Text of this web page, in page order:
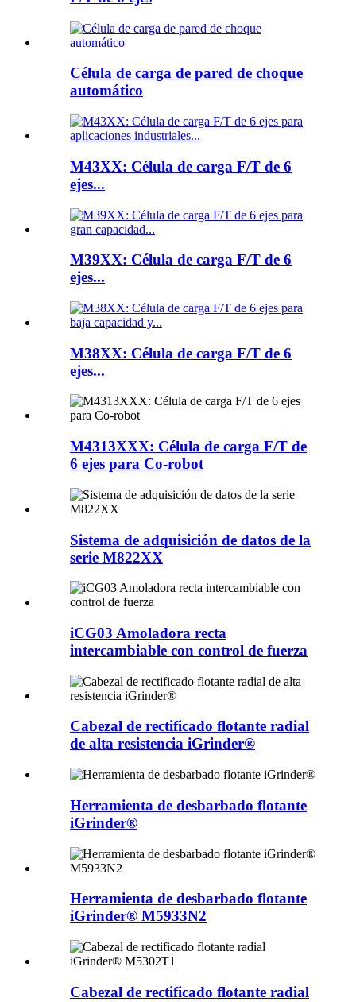
Célula de carga de pared de choque
automático
M43XX: Célula de carga F/T de 6
ejes...
M39XX: Célula de carga F/T de 6
ejes...
M38XX: Célula de carga F/T de 6
ejes...
M4313XXX: Célula de carga F/T de
6 ejes para Co-robot
Sistema de adquisición de datos de la
serie M822XX
iCG03 Amoladora recta
intercambiable con control de fuerza
Cabezal de rectificado flotante radial
de alta resistencia iGrinder®
Herramienta de desbarbado flotante
iGrinder®
Herramienta de desbarbado flotante
iGrinder® M5933N2
Cabezal de rectificado flotante radial